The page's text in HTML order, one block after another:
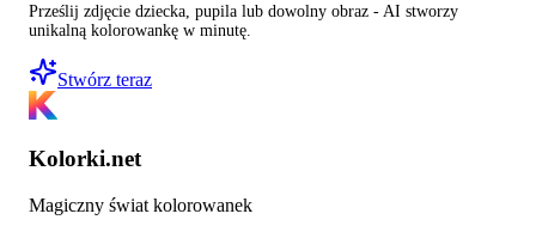
Prześlij zdjęcie dziecka, pupila lub dowolny obraz - AI stworzy
unikalną kolorowankę w minutę.
Stwórz teraz
Kolorki.net
Magiczny świat kolorowanek